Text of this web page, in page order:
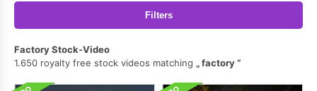
Filters
Factory Stock-Video
1.650 royalty free stock videos matching
factory